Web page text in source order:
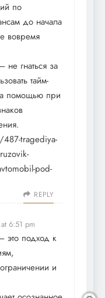
по
до начала
вовремя
гнаться за
тайм-
помощью при
tragediya-
pod-
REPLY
6:51 pm
это подход к
и